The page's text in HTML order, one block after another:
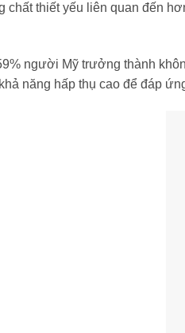
chất thiết yếu liên quan đến
người Mỹ trưởng thành
năng hấp thụ cao để đáp